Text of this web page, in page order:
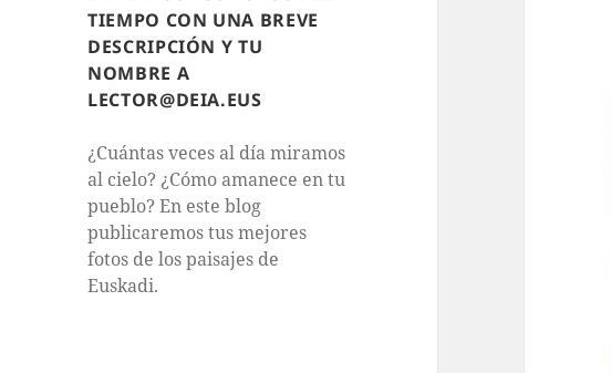
TIEMPO CON UNA BREVE
DESCRIPCIÓN Y TU
NOMBRE A
LECTOR@DEIA.EUS
¿Cuántas veces al día miramos
al cielo? ¿Cómo amanece en tu
pueblo? En este blog
publicaremos tus mejores
fotos de los paisajes de
Euskadi.